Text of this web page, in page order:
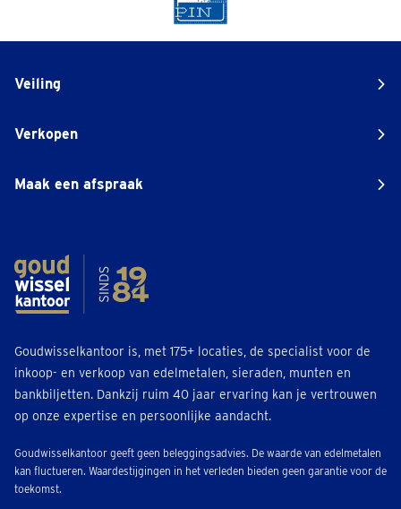
Veiling
Verkopen
Maak een afspraak
Goudwisselkantoor is, met 175+ locaties, de specialist voor de
inkoop- en verkoop van edelmetalen, sieraden, munten en
bankbiljetten. Dankzij ruim 40 jaar ervaring kan je vertrouwen
op onze expertise en persoonlijke aandacht.
Goudwisselkantoor geeft geen beleggingsadvies. De waarde van edelmetalen
kan fluctueren. Waardestijgingen in het verleden bieden geen garantie voor de
toekomst.